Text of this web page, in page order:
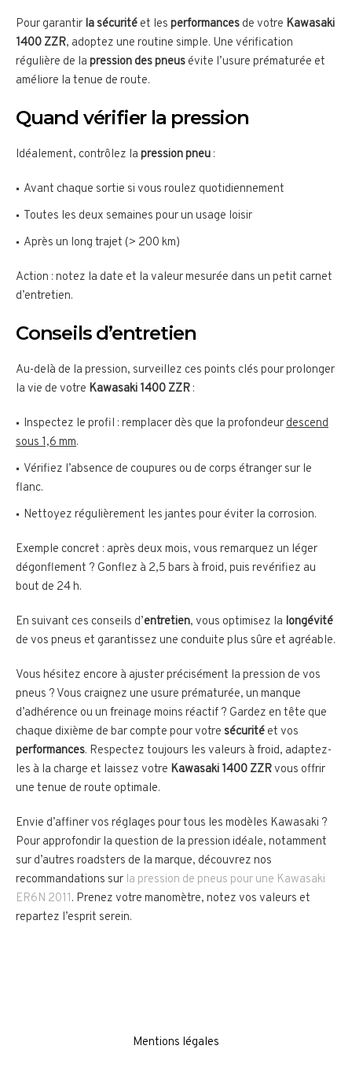
Pour garantir la sécurité et les performances de votre Kawasaki
1400 ZZR, adoptez une routine simple. Une vérification
régulière de la pression des pneus évite l’usure prématurée et
améliore la tenue de route.
Quand vérifier la pression
Idéalement, contrôlez la pression pneu :
Avant chaque sortie si vous roulez quotidiennement
Toutes les deux semaines pour un usage loisir
Après un long trajet (> 200 km)
Action : notez la date et la valeur mesurée dans un petit carnet
d’entretien.
Conseils d’entretien
Au-delà de la pression, surveillez ces points clés pour prolonger
la vie de votre Kawasaki 1400 ZZR :
Inspectez le profil : remplacer dès que la profondeurdescend
sous 1,6 mm.
Vérifiez l’absence de coupures ou de corps étranger sur le
flanc.
Nettoyez régulièrement les jantes pour éviter la corrosion.
Exemple concret : après deux mois, vous remarquez un léger
dégonflement ? Gonflez à 2,5 bars à froid, puis revérifiez au
bout de 24 h.
En suivant ces conseils d’entretien, vous optimisez la longévité
de vos pneus et garantissez une conduite plus sûre et agréable.
Vous hésitez encore à ajuster précisément la pression de vos
pneus ? Vous craignez une usure prématurée, un manque
d’adhérence ou un freinage moins réactif ? Gardez en tête que
chaque dixième de bar compte pour votre sécurité et vos
performances. Respectez toujours les valeurs à froid, adaptez-
les à la charge et laissez votre Kawasaki 1400 ZZRvous offrir
une tenue de route optimale.
Envie d’affiner vos réglages pour tous les modèles Kawasaki ?
Pour approfondir la question de la pression idéale, notamment
sur d’autres roadsters de la marque, découvrez nos
recommandations sur la pression de pneus pour une Kawasaki
ER6N 2011. Prenez votre manomètre, notez vos valeurs et
repartez l’esprit serein.
Mentions légales